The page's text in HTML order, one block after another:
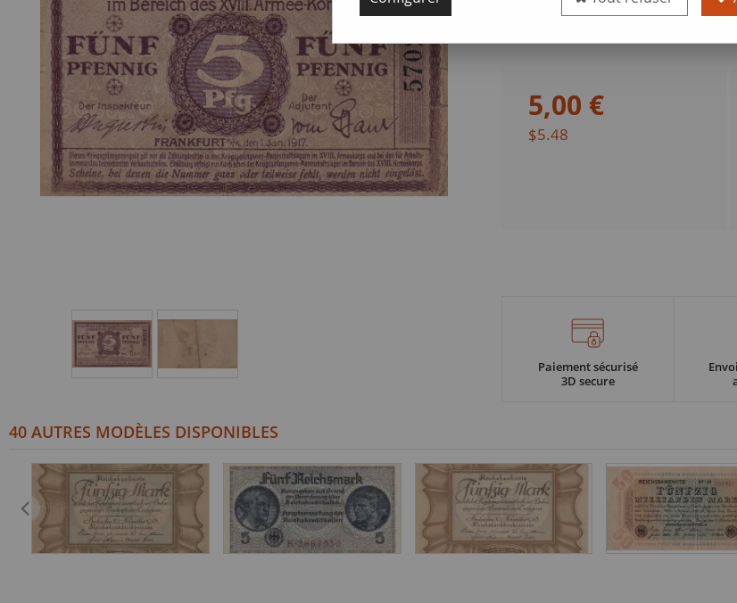
5,00 €
$5.48
Paiement sécurisé
3D secure
40 AUTRES MODÈLES DISPONIBLES